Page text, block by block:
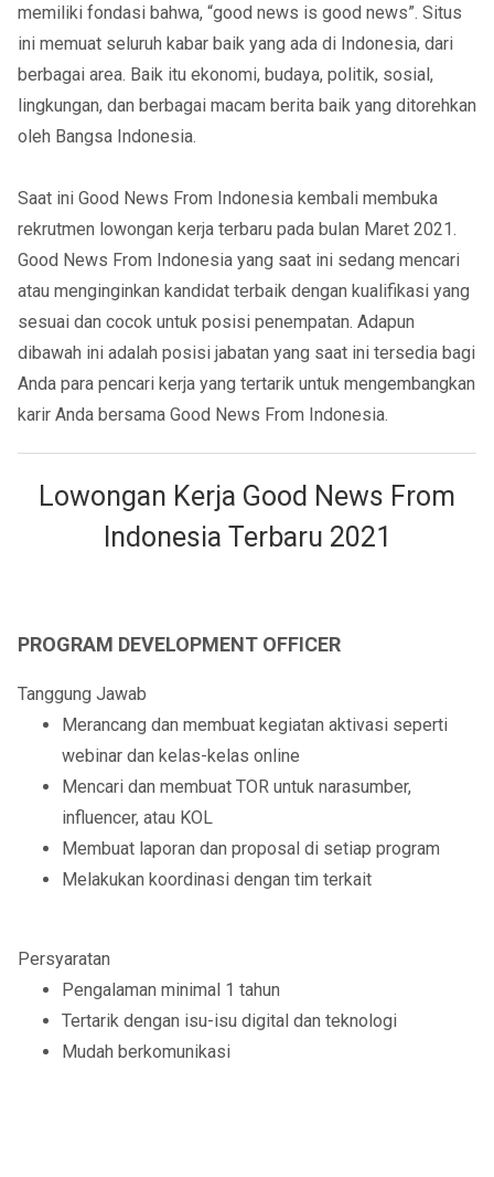
memiliki fondasi bahwa, “good news is good news”. Situs
ini memuat seluruh kabar baik yang ada di Indonesia, dari
berbagai area. Baik itu ekonomi, budaya, politik, sosial,
lingkungan, dan berbagai macam berita baik yang ditorehkan
oleh Bangsa Indonesia.
Saat ini Good News From Indonesia kembali membuka
rekrutmen lowongan kerja terbaru pada bulan Maret 2021.
Good News From Indonesia yang saat ini sedang mencari
atau menginginkan kandidat terbaik dengan kualifikasi yang
sesuai dan cocok untuk posisi penempatan. Adapun
dibawah ini adalah posisi jabatan yang saat ini tersedia bagi
Anda para pencari kerja yang tertarik untuk mengembangkan
karir Anda bersama Good News From Indonesia.
Lowongan Kerja Good News From
Indonesia Terbaru 2021
PROGRAM DEVELOPMENT OFFICER
Tanggung Jawab
Merancang dan membuat kegiatan aktivasi seperti
webinar dan kelas-kelas online
Mencari dan membuat TOR untuk narasumber,
influencer, atau KOL
Membuat laporan dan proposal di setiap program
Melakukan koordinasi dengan tim terkait
Persyaratan
Pengalaman minimal 1 tahun
Tertarik dengan isu-isu digital dan teknologi
Mudah berkomunikasi